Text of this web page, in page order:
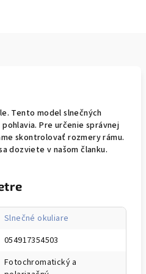
Tento model slnečných
Pre určenie správnej
skontrolovať rozmery rámu.
dozviete v našom članku.
Slnečné okuliare
054917354503
Fotochromatický a